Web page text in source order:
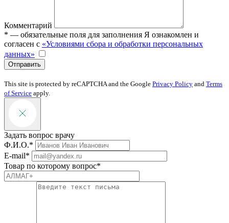
Комментарий
* — обязательные поля для заполнения Я ознакомлен и
согласен с «Условиями сбора и обработки персональных
данных»
Отправить
This site is protected by reCAPTCHA and the Google Privacy Policy and Terms
of Service apply.
Задать вопрос врачу
Ф.И.О.*
E-mail*
Товар по которому вопрос*